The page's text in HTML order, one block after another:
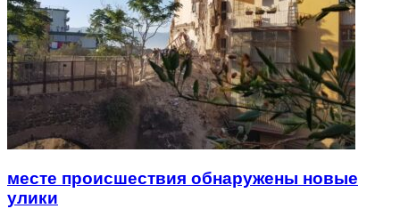
месте происшествия обнаружены новые
улики